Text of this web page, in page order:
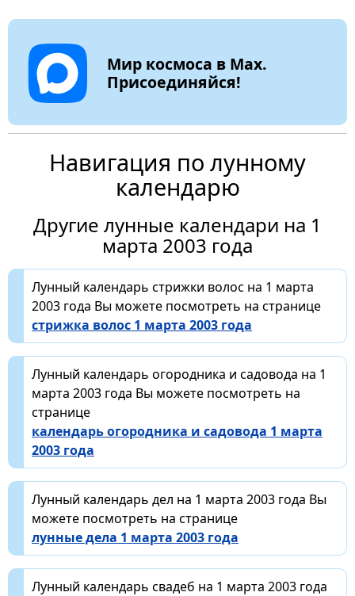
Мир космоса в Max.
Присоединяйся!
Навигация по лунному
календарю
Другие лунные календари на 1
марта 2003 года
Лунный календарь стрижки волос на 1 марта
2003 года Вы можете посмотреть на странице
стрижка волос 1 марта 2003 года
Лунный календарь огородника и садовода на 1
марта 2003 года Вы можете посмотреть на
странице
календарь огородника и садовода 1 марта
2003 года
Лунный календарь дел на 1 марта 2003 года Вы
можете посмотреть на странице
лунные дела 1 марта 2003 года
Лунный календарь свадеб на 1 марта 2003 года